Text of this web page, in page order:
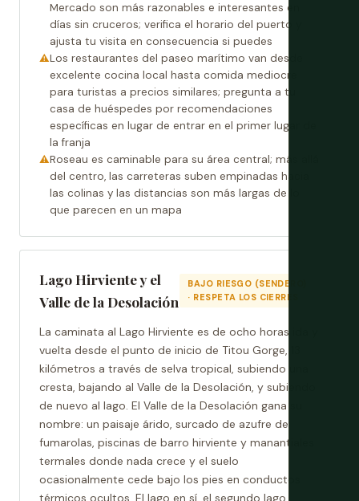
Mercado son más razonables e interesantes en
días sin cruceros; verifica el horario del puerto y
ajusta tu visita en consecuencia si puedes
Los restaurantes del paseo marítimo van desde
excelente cocina local hasta comida mediocre
para turistas a precios similares; pregunta a tu
casa de huéspedes por recomendaciones
específicas en lugar de entrar en el primer lugar de
la franja
Roseau es caminable para su área central; más allá
del centro, las carreteras suben empinadas hacia
las colinas y las distancias son más largas de lo
que parecen en un mapa
Lago Hirviente y el
Valle de la Desolación
BAJO RIESGO (SENDERO)
· RESPETA LOS CIERRES
La caminata al Lago Hirviente es de ocho horas ida y
vuelta desde el punto de inicio de Titou Gorge, 13
kilómetros a través de selva tropical, subiendo una
cresta, bajando al Valle de la Desolación, y subiendo
de nuevo al lago. El Valle de la Desolación gana su
nombre: un paisaje árido, surcado de azufre de
fumarolas, piscinas de barro hirviente y manantiales
termales donde nada crece y el suelo
ocasionalmente cede bajo los pies en conductos
térmicos ocultos. El lago en sí, el segundo lago